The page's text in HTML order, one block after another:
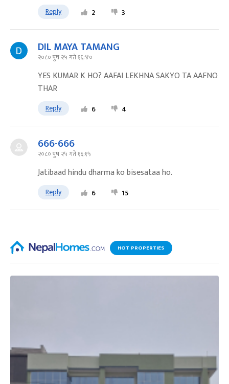
Reply 2 3
DIL MAYA TAMANG
२०८० पुष २५ गते १६:४०
YES KUMAR K HO? AAFAI LEKHNA SAKYO TA AAFNO
THAR
Reply 6 4
666-666
२०८० पुष २५ गते १६:१५
Jatibaad hindu dharma ko bisesataa ho.
Reply 6 15
HOT PROPERTIES